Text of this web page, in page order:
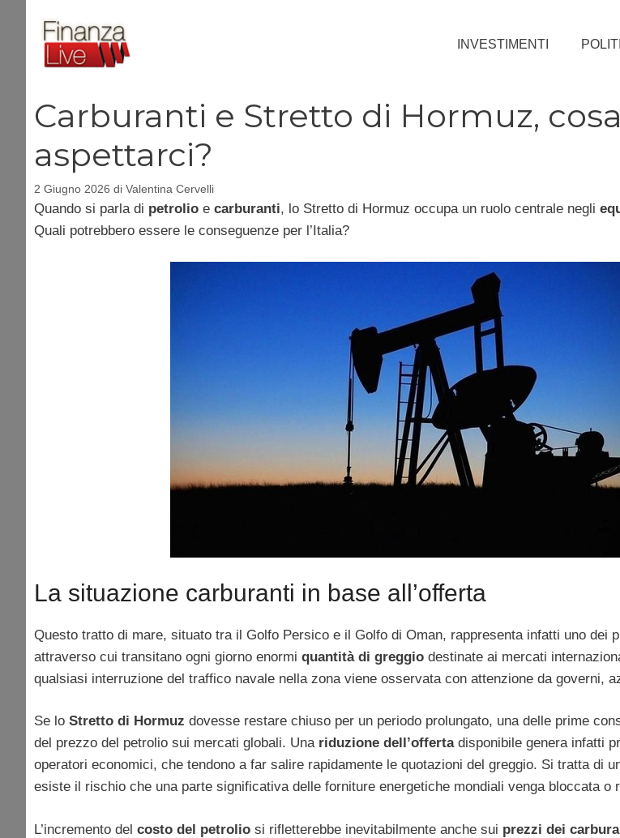
contenuto
INVESTIMENTI
Carburanti e Stretto di Hormuz, cosa
aspettarci?
2 Giugno 2026 di Valentina Cervelli
Quando si parla di petrolio e carburanti, lo Stretto di Hormuz occupa un ruolo centrale negli
Quali potrebbero essere le conseguenze per l’Italia?
La situazione carburanti in base all’offerta
Questo tratto di mare, situato tra il Golfo Persico e il Golfo di Oman, rappresenta infatti uno dei
attraverso cui transitano ogni giorno enormi quantità di greggio destinate ai mercati
qualsiasi interruzione del traffico navale nella zona viene osservata con attenzione da governi,
Se lo Stretto di Hormuz dovesse restare chiuso per un periodo prolungato, una delle prime
del prezzo del petrolio sui mercati globali. Una riduzione dell’offertadisponibile genera infatti
operatori economici, che tendono a far salire rapidamente le quotazioni del greggio. Si tratta di
esiste il rischio che una parte significativa delle forniture energetiche mondiali venga bloccata o
L’incremento del costo del petrolio si rifletterebbe inevitabilmente anche sui prezzi dei